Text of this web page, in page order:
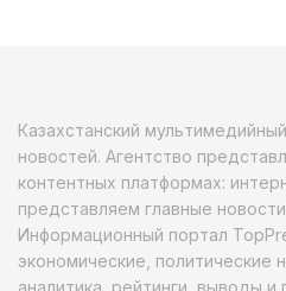
Казахстанский
новостей. Агентство
контентных платформах:
представляем главные
Информационный портал
экономические, политические
аналитика, рейтинги, выводы